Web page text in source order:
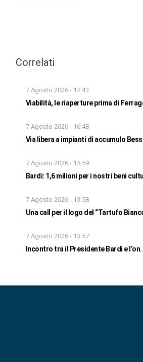
Correlati
7 Agosto 2026 - 17:43
Viabilità, le riaperture prima di
7 Agosto 2026 - 16:48
Via libera a impianti di accumulo
7 Agosto 2026 - 15:59
Bardi: 1,6 milioni per i nostri beni
7 Agosto 2026 - 13:58
Una call per il logo del “Tartufo
7 Agosto 2026 - 13:57
Incontro tra il Presidente Bardi e